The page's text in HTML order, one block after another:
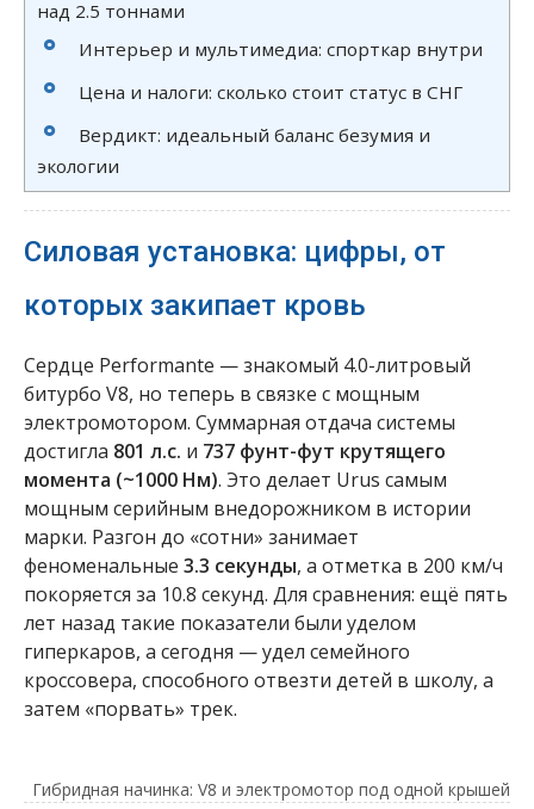
над 2.5 тоннами
Интерьер и мультимедиа: спорткар внутри
Цена и налоги: сколько стоит статус в СНГ
Вердикт: идеальный баланс безумия и
экологии
Силовая установка: цифры, от
которых закипает кровь
Сердце Performante — знакомый 4.0-литровый
битурбо V8, но теперь в связке с мощным
электромотором. Суммарная отдача системы
достигла 801 л.с. и 737 фунт-фут крутящего
момента (~1000 Нм). Это делает Urus самым
мощным серийным внедорожником в истории
марки. Разгон до «сотни» занимает
феноменальные 3.3 секунды, а отметка в 200 км/ч
покоряется за 10.8 секунд. Для сравнения: ещё пять
лет назад такие показатели были уделом
гиперкаров, а сегодня — удел семейного
кроссовера, способного отвезти детей в школу, а
затем «порвать» трек.
Гибридная начинка: V8 и электромотор под одной крышей